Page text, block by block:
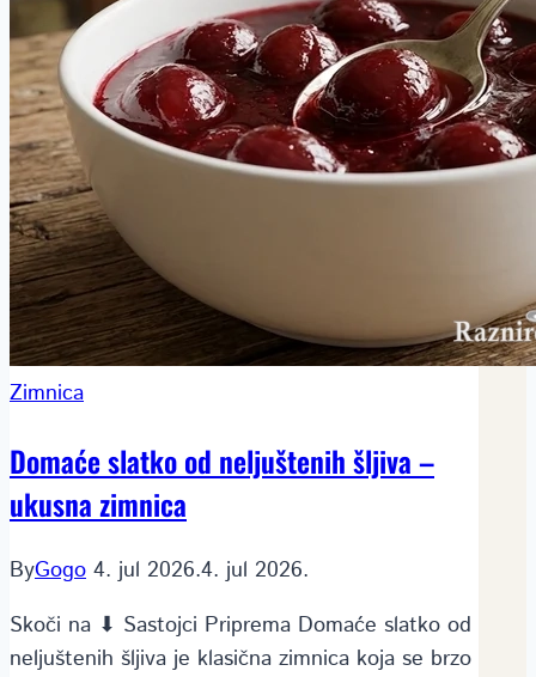
Zimnica
Domaće slatko od neljuštenih šljiva –
ukusna zimnica
ByGogo 4. jul 2026.4. jul 2026.
Skoči na ⬇ Sastojci Priprema Domaće slatko od
neljuštenih šljiva je klasična zimnica koja se brzo